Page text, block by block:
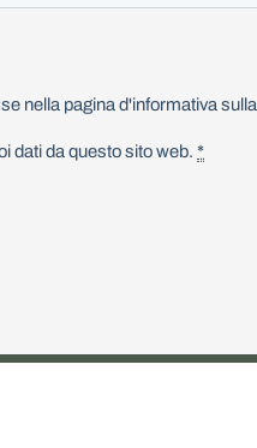
nella pagina d'informativa sulla
dati da questo sito web. *